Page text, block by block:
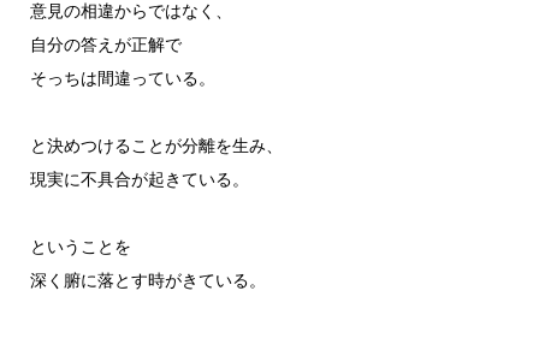
意見の相違からではなく、
自分の答えが正解で
そっちは間違っている。
と決めつけることが分離を生み、
現実に不具合が起きている。
ということを
深く腑に落とす時がきている。